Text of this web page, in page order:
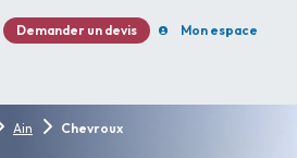
Demander un devis Mon espace
Ain Chevroux